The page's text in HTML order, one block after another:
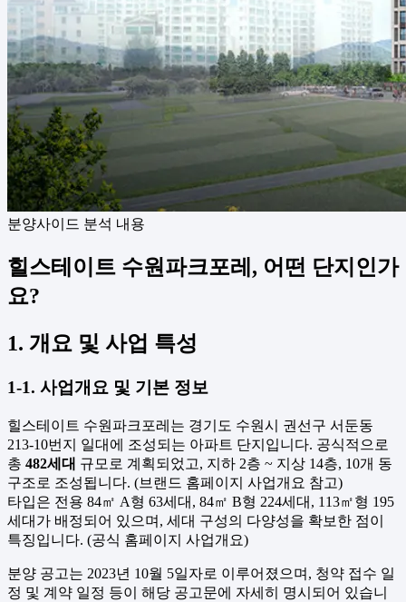
분양사이드 분석 내용
힐스테이트 수원파크포레, 어떤 단지인가
요?
1. 개요 및 사업 특성
1-1. 사업개요 및 기본 정보
힐스테이트 수원파크포레는 경기도 수원시 권선구 서둔동
213-10번지 일대에 조성되는 아파트 단지입니다. 공식적으로
총 482세대 규모로 계획되었고, 지하 2층 ~ 지상 14층, 10개 동
구조로 조성됩니다. (브랜드 홈페이지 사업개요 참고)
타입은 전용 84㎡ A형 63세대, 84㎡ B형 224세대, 113㎡형 195
세대가 배정되어 있으며, 세대 구성의 다양성을 확보한 점이
특징입니다. (공식 홈페이지 사업개요)
분양 공고는 2023년 10월 5일자로 이루어졌으며, 청약 접수 일
정 및 계약 일정 등이 해당 공고문에 자세히 명시되어 있습니